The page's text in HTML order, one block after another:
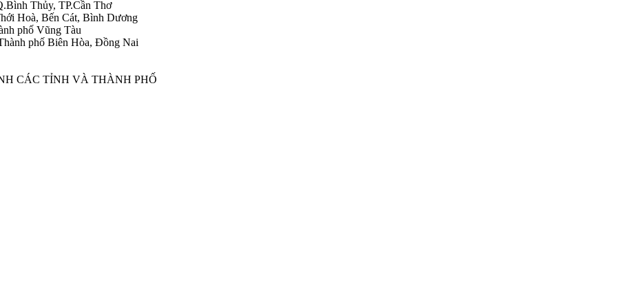
Thủy, TP.Cần Thơ
Hoà, Bến Cát, Bình Dương
phố Vũng Tàu
phố Biên Hòa, Đồng Nai
CÁC TỈNH VÀ THÀNH PHỐ